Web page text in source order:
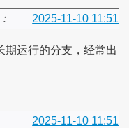
2025-11-10 11:51
期运行的分支，经常出
2025-11-10 11:51